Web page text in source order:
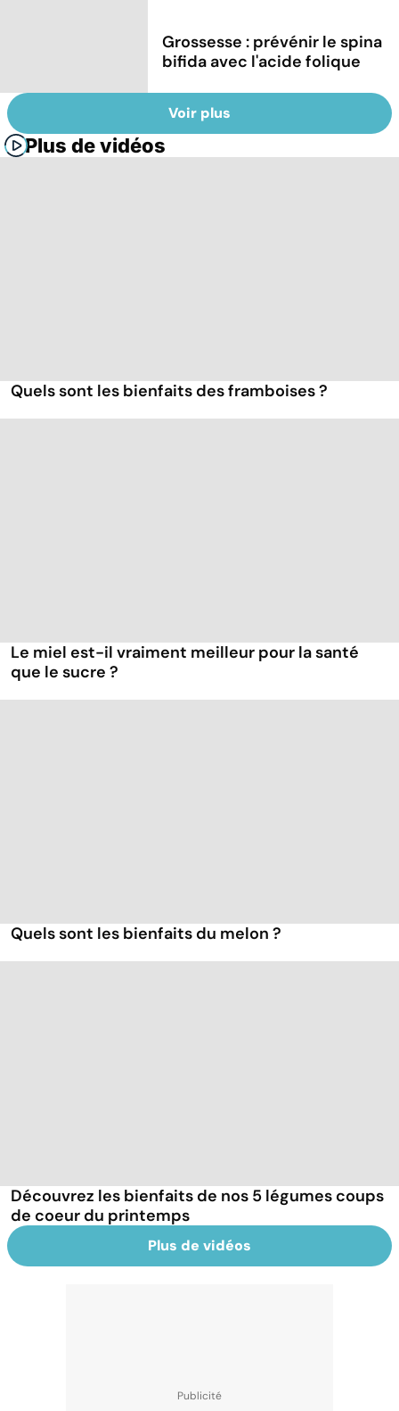
Grossesse : prévénir le spina
bifida avec l'acide folique
Voir plus
Plus de vidéos
Quels sont les bienfaits des framboises ?
Le miel est-il vraiment meilleur pour la santé
que le sucre ?
Quels sont les bienfaits du melon ?
Découvrez les bienfaits de nos 5 légumes coups
de coeur du printemps
Plus de vidéos